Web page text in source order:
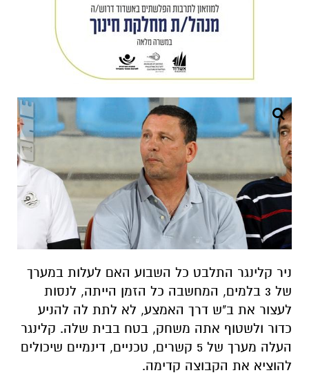
ניר קלינגר התלבט כל השבוע האם לעלות במערך
של 3 בלמים, המחשבה כל הזמן הייתה, לנסות
לעצור את ב"ש דרך האמצע, לא לתת לה להניע
כדור ולשטוף אתה משחק, בטח בבית שלה. קלינגר
העלה מערך של 5 קשרים, טכניים, דינמיים שיכולים
להוציא את הקבוצה קדימה.